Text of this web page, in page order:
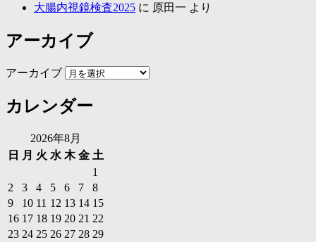
大腸内視鏡検査2025 に 原田一 より
アーカイブ
アーカイブ
カレンダー
2026年8月
日
月 火 水 木 金 土
1
2
3 4 5 6 7
8
9
10 11 12 13 14 15
16 17 18 19 20 21 22
23 24 25 26 27 28 29